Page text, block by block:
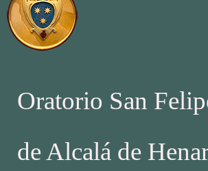
Oratorio San
de Alcalá de